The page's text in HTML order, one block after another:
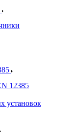
12385
установок